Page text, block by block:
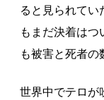
ると見られてい
もまだ決着はつ
も被害と死者の
世界中でテロが